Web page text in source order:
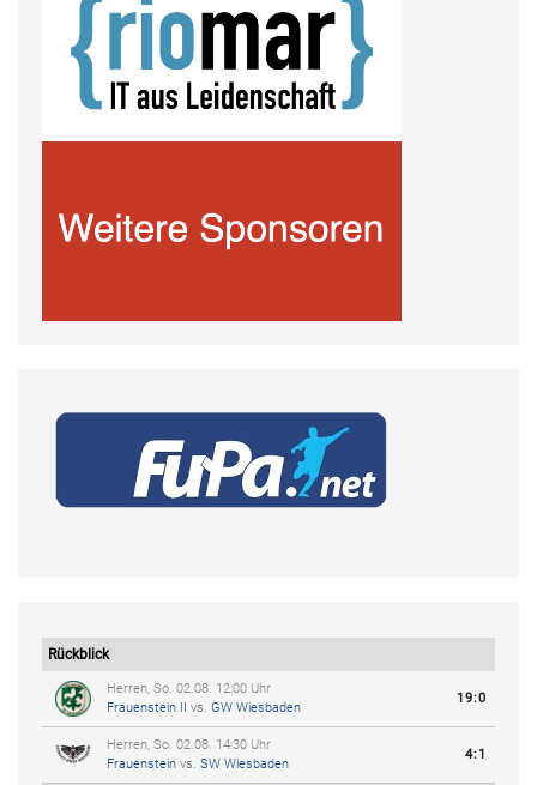
Rückblick
Herren, So. 02.08. 12:00 Uhr
Frauenstein II vs. GW Wiesbaden
19:0
Herren, So. 02.08. 14:30 Uhr
Frauenstein vs. SW Wiesbaden
4:1